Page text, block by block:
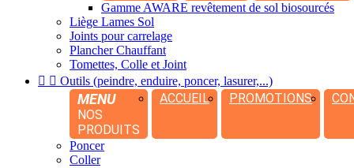
Gamme AWARE revêtement de sol biosourcés
Liège Lames Sol
Joints pour carrelage
Plancher Chauffant
Tomettes, Colle et Joint
  Outils (peindre, enduire, poncer, lasurer,...)
MENU
NOS
PRODUITS
ACCUEIL PROMOTIONS
Poncer
Coller